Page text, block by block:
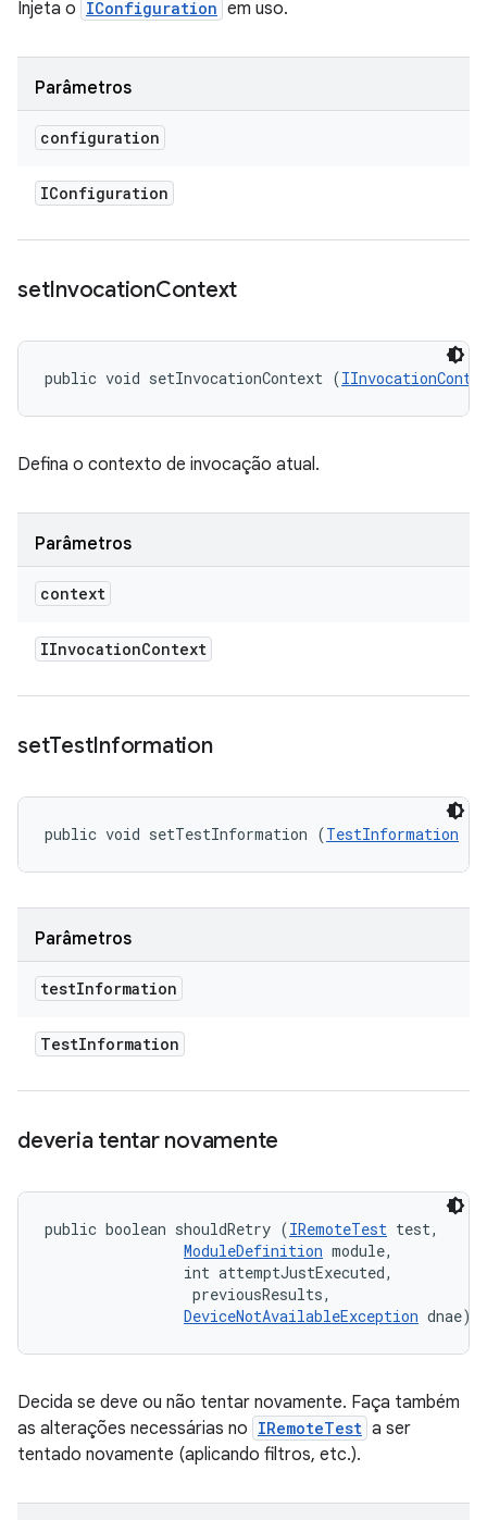
Injeta o IConfiguration em uso.
Parâmetros
configuration
IConfiguration
setInvocationContext
public void setInvocationContext (
Defina o contexto de invocação atual.
Parâmetros
context
IInvocationContext
setTestInformation
public void setTestInformation (TestInformation
Parâmetros
testInformation
TestInformation
deveria tentar novamente
public boolean shouldRetry (IRemoteTest test,
ModuleDefinition module,
                int attemptJustExecuted,
previousResults,
DeviceNotAvailableException dnae)
Decida se deve ou não tentar novamente. Faça também
as alterações necessárias no IRemoteTest a ser
tentado novamente (aplicando filtros, etc.).